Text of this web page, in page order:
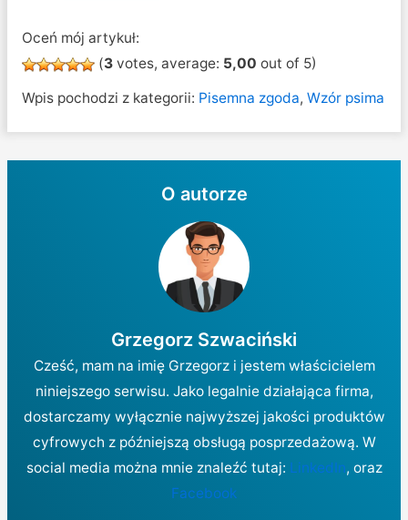
Oceń mój artykuł:
(3votes, average: 5,00 out of 5)
Wpis pochodzi z kategorii: Pisemna zgoda, Wzór psima
O autorze
Grzegorz Szwaciński
Cześć, mam na imię Grzegorz i jestem właścicielem
niniejszego serwisu. Jako legalnie działająca firma,
dostarczamy wyłącznie najwyższej jakości produktów
cyfrowych z późniejszą obsługą posprzedażową. W
social media można mnie znaleźć tutaj: LinkedIn, oraz
Facebook